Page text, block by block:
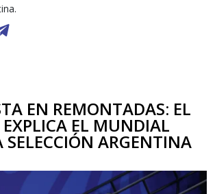
EN REMONTADAS: EL
EL MUNDIAL
ARGENTINA